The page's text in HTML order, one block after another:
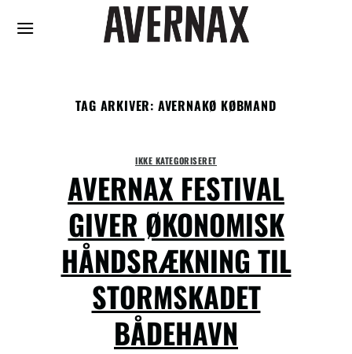
TAG ARKIVER: AVERNAKØ KØBMAND
IKKE KATEGORISERET
AVERNAX FESTIVAL
GIVER ØKONOMISK
HÅNDSRÆKNING TIL
STORMSKADET
BÅDEHAVN